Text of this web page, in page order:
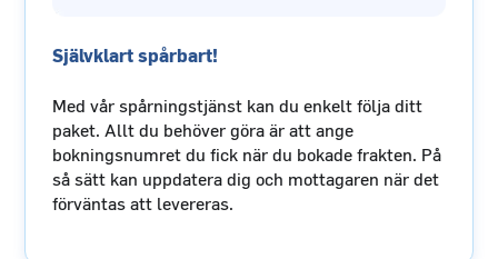
Självklart spårbart!
Med vår spårningstjänst kan du enkelt följa ditt
paket. Allt du behöver göra är att ange
bokningsnumret du fick när du bokade frakten. På
så sätt kan uppdatera dig och mottagaren när det
förväntas att levereras.